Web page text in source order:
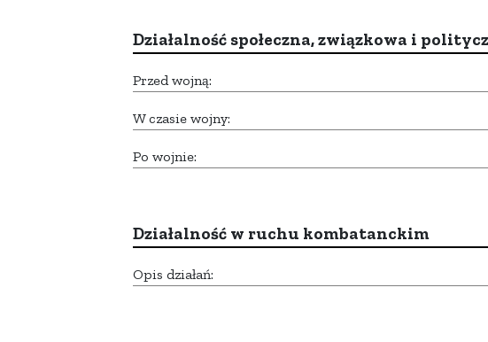
Działalność społeczna, związkowa i
Przed wojną:
W czasie wojny:
Po wojnie:
Działalność w ruchu kombatanckim
Opis działań: